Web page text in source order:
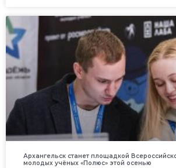
Архангельск станет площадкой
молодых учёных «Полюс» этой осенью